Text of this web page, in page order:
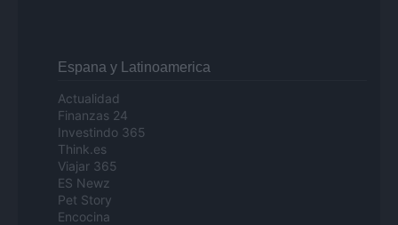
Espana y Latinoamerica
Actualidad
Finanzas 24
Investindo 365
Think.es
Viajar 365
ES Newz
Pet Story
Encocina